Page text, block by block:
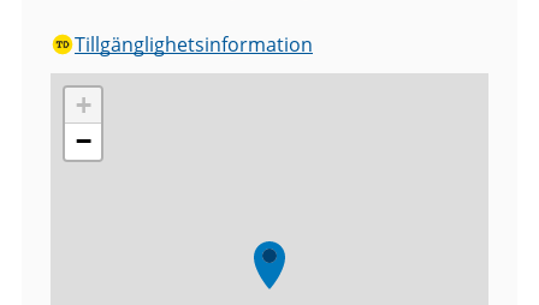
Tillgänglighetsinformation
+
−